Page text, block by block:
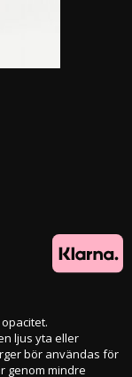
ljus yta eller
bör användas för
genom mindre